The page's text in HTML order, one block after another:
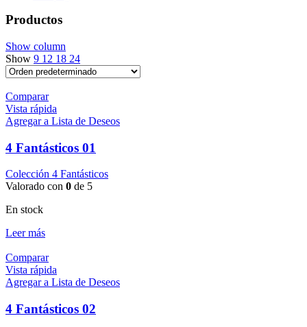
Productos
Show column
Show 9 12 18 24
Comparar
Vista rápida
Agregar a Lista de Deseos
4 Fantásticos 01
Colección 4 Fantásticos
Valorado con 0 de 5
En stock
Leer más
Comparar
Vista rápida
Agregar a Lista de Deseos
4 Fantásticos 02